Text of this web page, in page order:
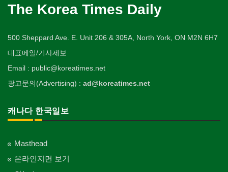
The Korea Times Daily
500 Sheppard Ave. E. Unit 206 & 305A, North York, ON M2N 6H7
대표메일/기사제보
Email : public@koreatimes.net
광고문의(Advertising) : ad@koreatimes.net
캐나다 한국일보
Masthead
온라인지면 보기